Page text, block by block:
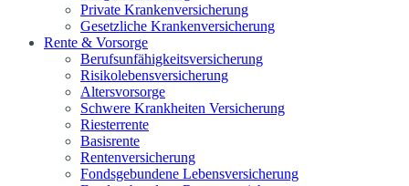
Private Krankenversicherung
Gesetzliche Krankenversicherung
Rente & Vorsorge
Berufs­unfähigkeitsversicherung
Risikolebensversicherung
Altersvorsorge
Schwere Krankheiten Versicherung
Riesterrente
Basisrente
Rentenversicherung
Fondsgebundene Lebensversicherung